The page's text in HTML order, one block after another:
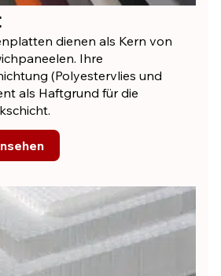
dienen als Kern von
Ihre
(Polyestervlies und
als Haftgrund für die